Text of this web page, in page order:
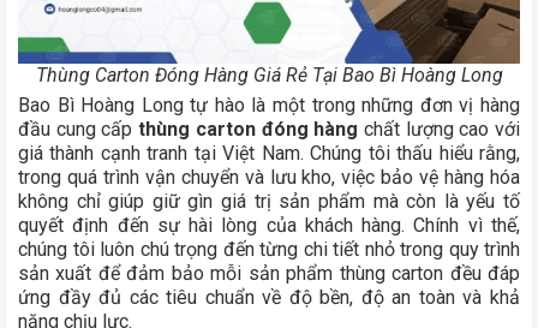
Thùng Carton Đóng Hàng Giá Rẻ Tại Bao Bì Hoàng Long
Bao Bì Hoàng Long tự hào là một trong những đơn vị hàng
đầu cung cấpthùng carton đóng hàng chất lượng cao với
giá thành cạnh tranh tại Việt Nam. Chúng tôi thấu hiểu rằng,
trong quá trình vận chuyển và lưu kho, việc bảo vệ hàng hóa
không chỉ giúp giữ gìn giá trị sản phẩm mà còn là yếu tố
quyết định đến sự hài lòng của khách hàng. Chính vì thế,
chúng tôi luôn chú trọng đến từng chi tiết nhỏ trong quy trình
sản xuất để đảm bảo mỗi sản phẩm thùng carton đều đáp
ứng đầy đủ các tiêu chuẩn về độ bền, độ an toàn và khả
năng chịu lực.